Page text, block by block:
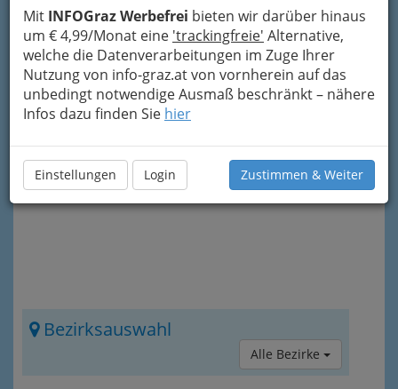
Mit INFOGraz Werbefrei bieten wir darüber hinaus
um € 4,99/Monat eine 'trackingfreie' Alternative,
welche die Datenverarbeitungen im Zuge Ihrer
Nutzung von info-graz.at von vornherein auf das
unbedingt notwendige Ausmaß beschränkt – nähere
Infos dazu finden Sie hier
Einstellungen Login Zustimmen & Weiter
Die Lebensmittel stammen nahezu alle aus
ökologischer Landwirtschaft, konventionell
angebaute Lebensmittel werden fast nie in
Bioläden verkauft; wenn doch, dann sind sie in
der Regel gekennzeichnet.Gentechnisch
veränderte Lebensmittel sind in Bioläden
Bezirksauswahl
Alle Bezirke